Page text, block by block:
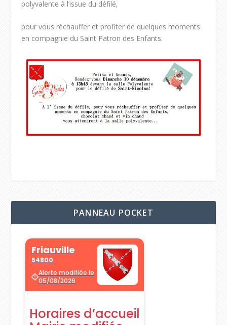
polyvalente à l’issue du défilé,
pour vous réchauffer et profiter de quelques moments
en compagnie du Saint Patron des Enfants.
PANNEAU POCKET